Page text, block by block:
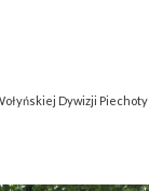
Dywizji